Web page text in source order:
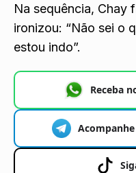
Na sequência, Chay
ironizou: “Não sei o
estou indo”.
Receba